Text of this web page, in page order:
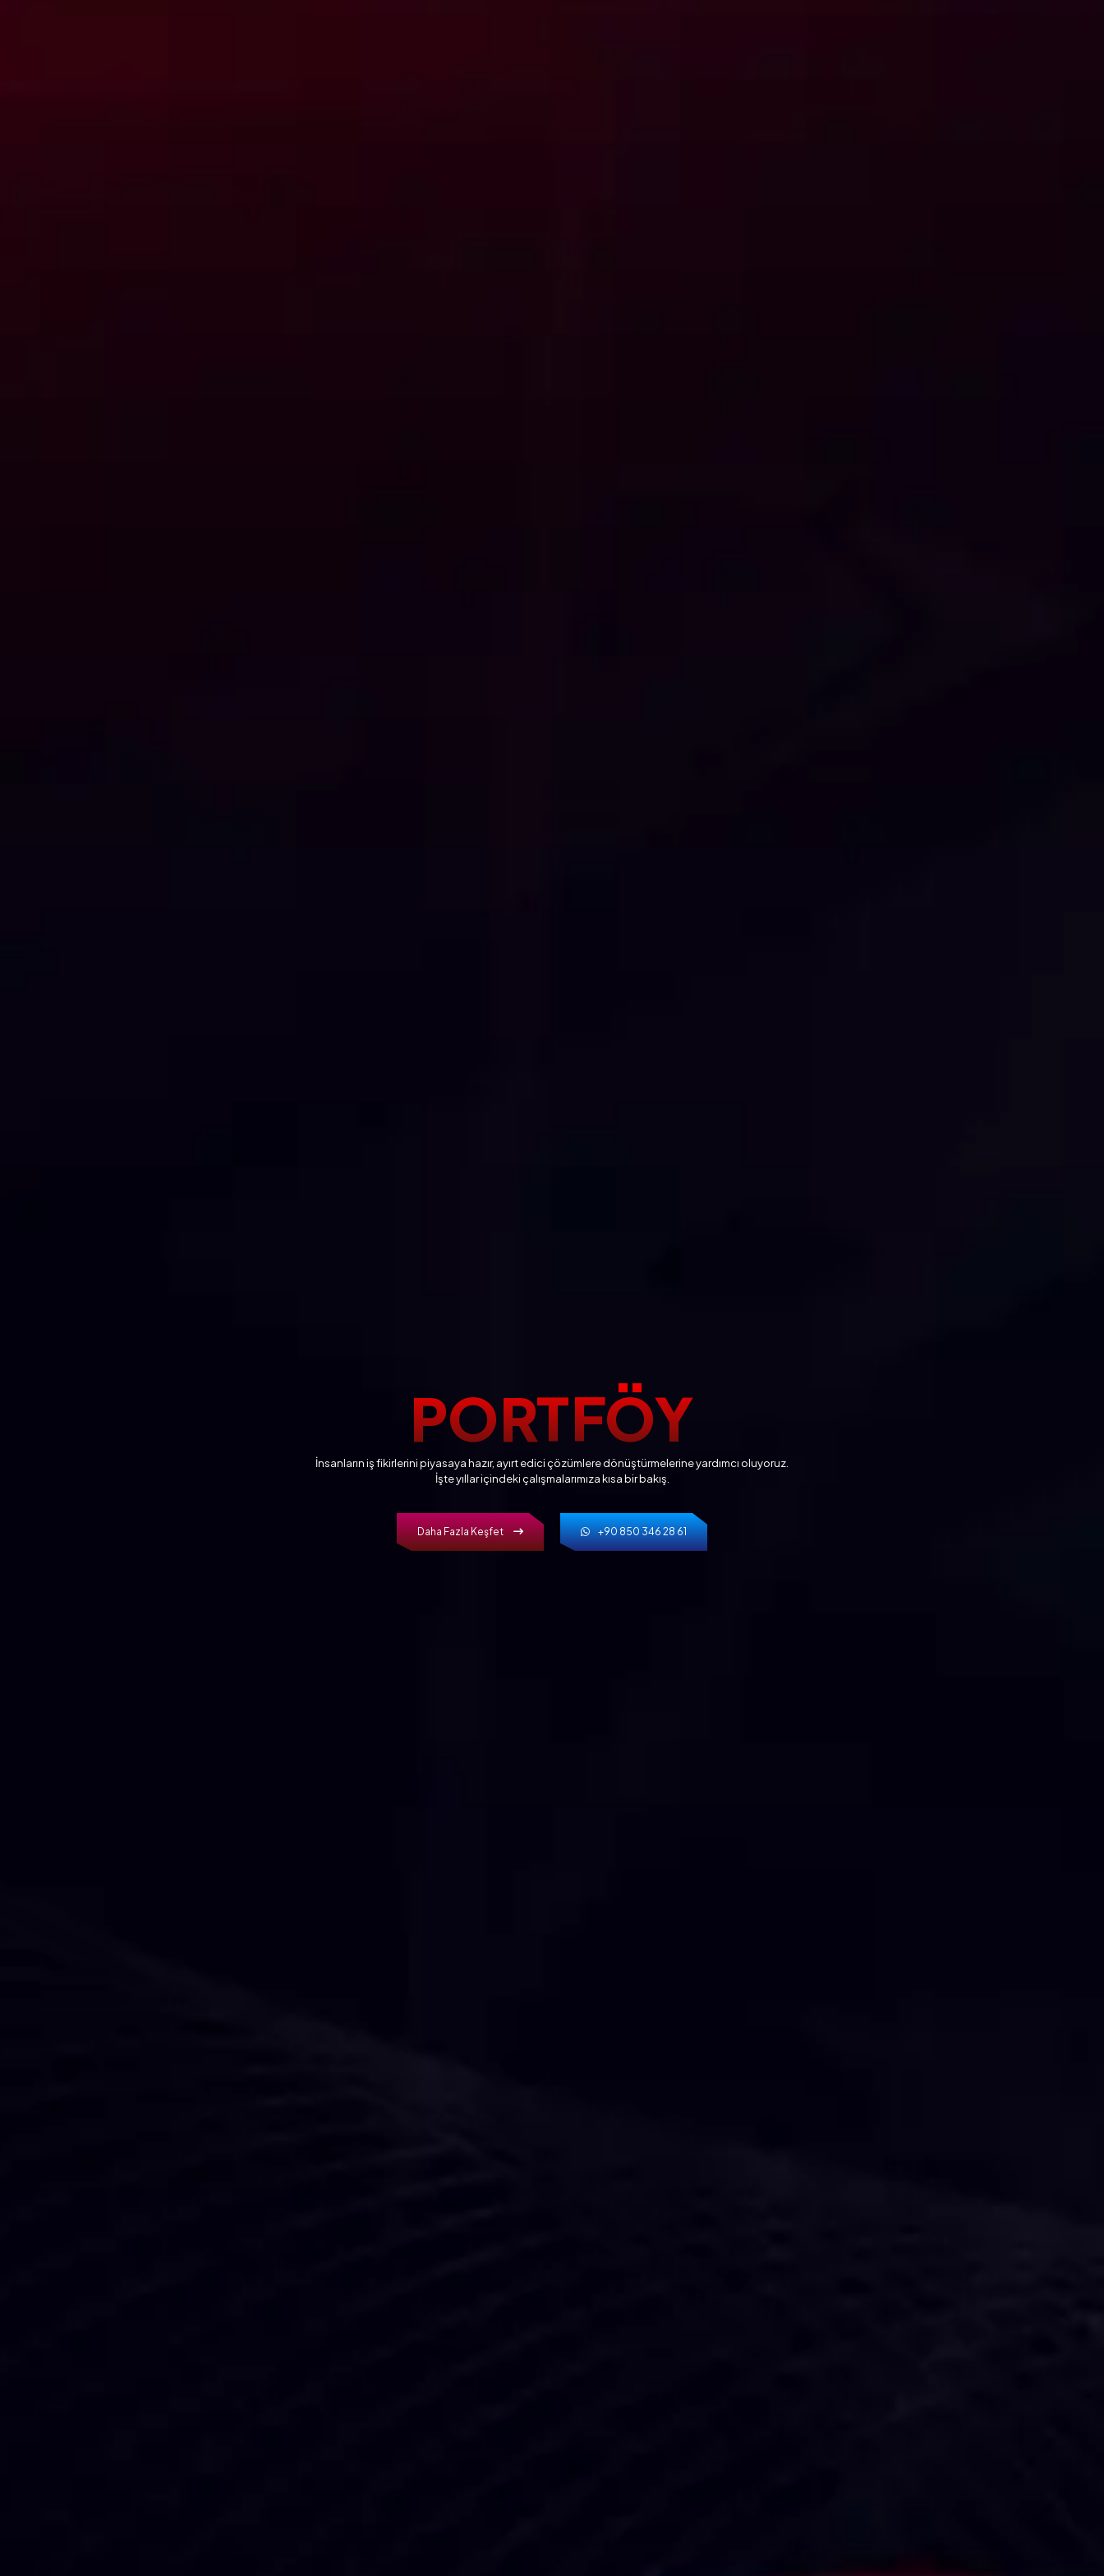
PORTFÖY
İnsanların iş fikirlerini piyasaya hazır, ayırt edici çözümlere dönüştürmelerine yardımcı oluyoruz.
İşte yıllar içindeki çalışmalarımıza kısa bir bakış.
Daha Fazla Keşfet +90 850 346 28 61